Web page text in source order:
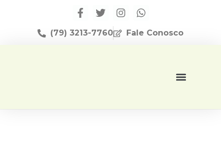
(79) 3213-7760 Fale Conosco